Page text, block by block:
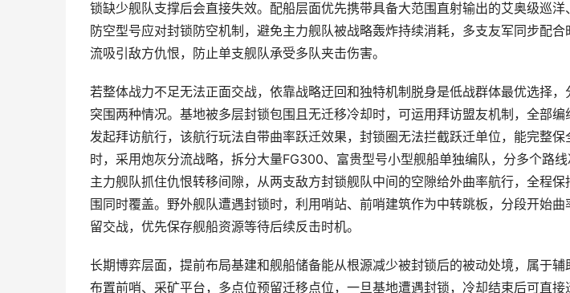
锁缺少舰队支撑后会直接失效。配船层面优先携带具备大范围直射输出的艾奥级巡
防空型号应对封锁防空机制，避免主力舰队被战略轰炸持续消耗，多支友军同步配
流吸引敌方仇恨，防止单支舰队承受多队夹击伤害。
若整体战力不足无法正面交战，依靠战略迂回和独特机制脱身是低战群体最优选择
突围两种情况。基地被多层封锁包围且无迁移冷却时，可运用拜访盟友机制，全部
发起拜访航行，该航行玩法自带曲率跃迁效果，封锁圈无法拦截跃迁单位，能完整
时，采用炮灰分流战略，拆分大量FG300、富贵型号小型舰船单独编队，分多个路线
主力舰队抓住仇恨转移间隙，从两支敌方封锁舰队中间的空隙给外曲率航行，全程
围同时覆盖。野外舰队遭遇封锁时，利用哨站、前哨建筑作为中转跳板，分段开始
留交战，优先保存舰船资源等待后续反击时机。
长期博弈层面，提前布局基建和舰船储备能从根源减少被封锁后的被动处境，属于
布置前哨、采矿平台，多点位预留迁移点位，一旦基地遭遇封锁，冷却结束后可直